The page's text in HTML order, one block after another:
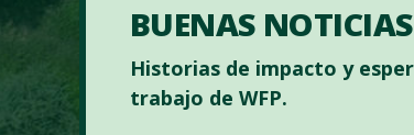
BUENAS NOTICIAS
Historias de impacto y
trabajo de WFP.